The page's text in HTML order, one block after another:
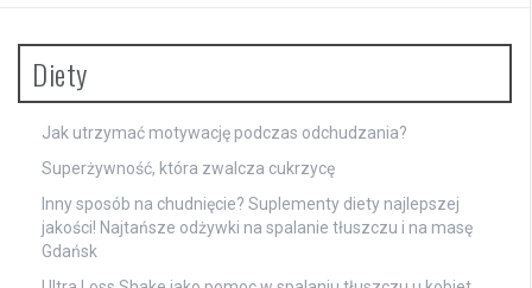
Diety
Jak utrzymać motywację podczas odchudzania?
Superżywność, która zwalcza cukrzycę
Inny sposób na chudnięcie? Suplementy diety najlepszej
jakości! Najtańsze odżywki na spalanie tłuszczu i na masę
Gdańsk